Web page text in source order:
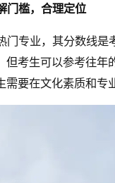
门槛，合理定位
门专业，其分数线
但考生可以参考往
要在文化素质和专